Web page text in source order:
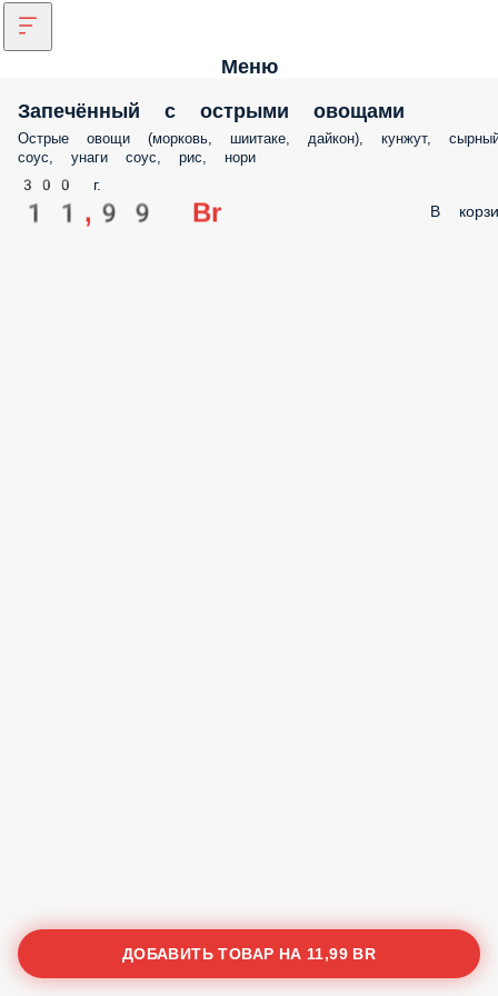
Меню
Запечённый с острыми овощами
Острые овощи (морковь, шиитаке, дайкон), кунжут,
соус, унаги соус, рис, нори
300 г.
11,99 Br В
ДОБАВИТЬ ТОВАР НА 11,99 BR